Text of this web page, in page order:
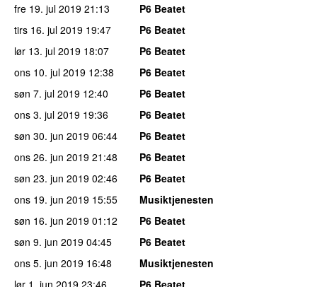
fre 19. jul 2019 21:13
P6 Beatet
tirs 16. jul 2019 19:47
P6 Beatet
lør 13. jul 2019 18:07
P6 Beatet
ons 10. jul 2019 12:38
P6 Beatet
søn 7. jul 2019 12:40
P6 Beatet
ons 3. jul 2019 19:36
P6 Beatet
søn 30. jun 2019 06:44
P6 Beatet
ons 26. jun 2019 21:48
P6 Beatet
søn 23. jun 2019 02:46
P6 Beatet
ons 19. jun 2019 15:55
Musiktjenesten
søn 16. jun 2019 01:12
P6 Beatet
søn 9. jun 2019 04:45
P6 Beatet
ons 5. jun 2019 16:48
Musiktjenesten
lør 1. jun 2019 23:46 P6 Beatet